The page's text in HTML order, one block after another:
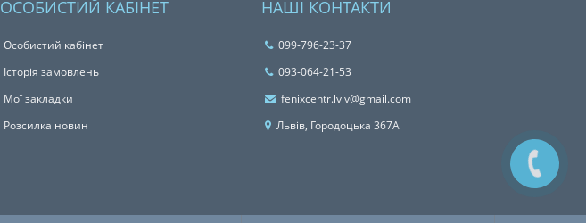
ОСОБИСТИЙ КАБІНЕТ
Особистий кабінет
Історія замовлень
Мої закладки
Розсилка новин
НАШІ КОНТАКТИ
099-796-23-37
093-064-21-53
fenixcentr.lviv@gmail.com
Львiв, Городоцька 367А